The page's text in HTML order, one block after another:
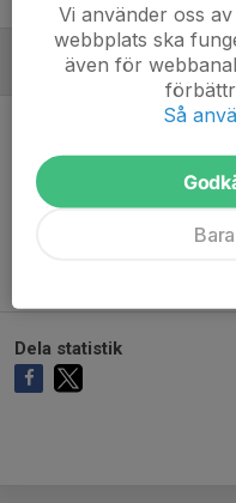
MÅLVAKTER
Ingen
Dela statistik
Vi använder oss
webbplats ska
även för
Så